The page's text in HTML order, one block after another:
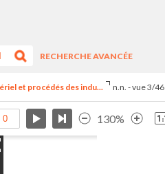
RECHERCHE AVANCÉE
et procédés des indu... n.n. - vue 3/46
130%